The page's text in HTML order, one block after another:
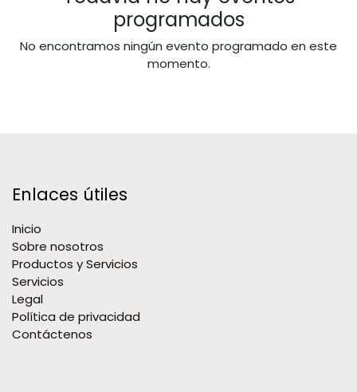
programados
No encontramos ningún evento programado en este
momento.
Enlaces útiles
Inicio
Sobre nosotros
Productos y Servicios
Servicios
Legal
Política de privacidad
Contáctenos